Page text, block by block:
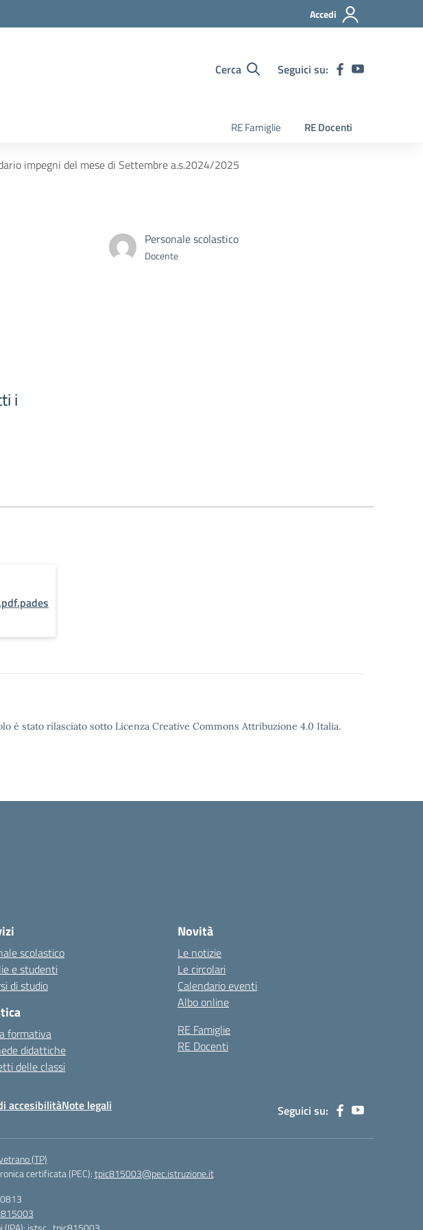
Accedi
Cerca Seguici su:
RE Famiglie RE Docenti
impegni del mese di Settembre a.s.2024/2025
i
Personale scolastico
Docente
è stato rilasciato sotto Licenza Creative Commons Attribuzione 4.0 Italia.
scolastico
e studenti
di studio
formativa
didattiche
delle classi
Novità
Le notizie
Le circolari
Calendario eventi
Albo online
RE Famiglie
RE Docenti
accesibilitàNote legali Seguici su:
(TP)
certificata (PEC):tpic815003@pec.istruzione.it